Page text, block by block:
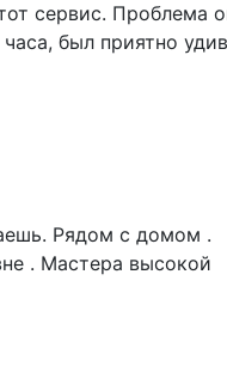
сервис. Проблема
был приятно
Рядом с домом .
. Мастера высокой